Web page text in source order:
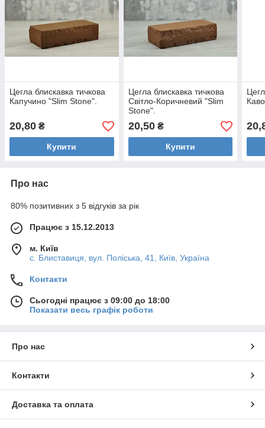
Цегла блискавка тичкова
Капучино "Slim Stone".
20,80 ₴
Купити
Цегла блискавка тичкова
Світло-Коричневий "Slim
Stone".
20,50₴
Купити
Про нас
80% позитивних з 5 відгуків за рік
Працює з 15.12.2013
м. Київ
с. Блиставиця, вул. Поліська, 41, Київ, Україна
Контакти
Сьогодні працює з 09:00 до 18:00
Показати весь графік роботи
Про нас
Контакти
Доставка та оплата